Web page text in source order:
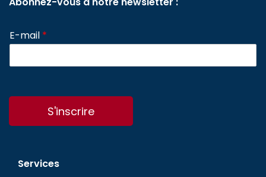
E-mail *
S'inscrire
Services